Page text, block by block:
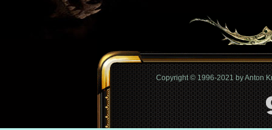
Copyright © 1996-2021 by Anton